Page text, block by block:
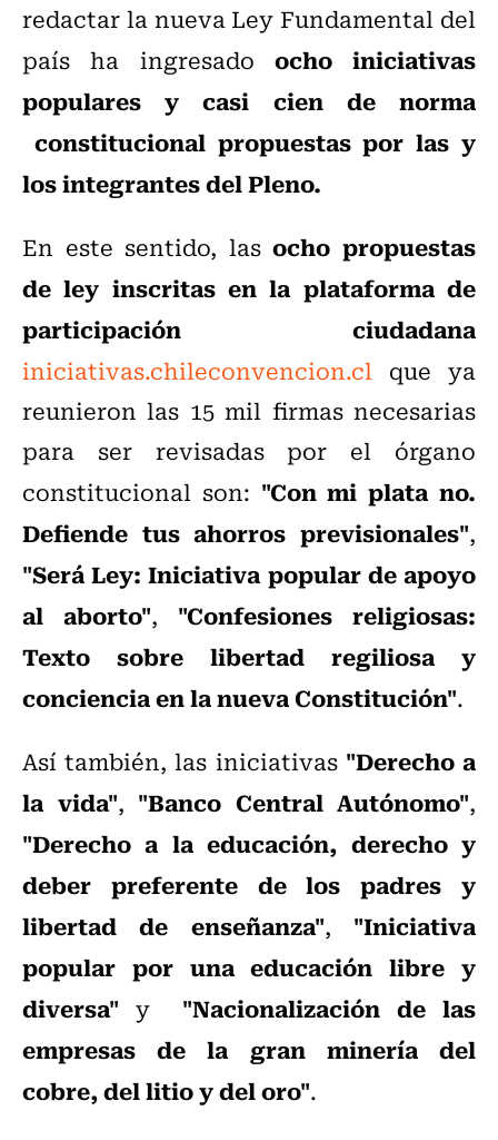
redactar la nueva Ley Fundamental del
país ha ingresado ocho iniciativas
populares y casi cien de norma
constitucional propuestas por las y
los integrantes del Pleno.
En este sentido, lasocho propuestas
de ley inscritas en la plataforma de
participación ciudadana
iniciativas.chileconvencion.cl que ya
reunieron las 15 mil firmas necesarias
para ser revisadas por el órgano
constitucional son: "Con mi plata no.
Defiende tus ahorros previsionales",
"Será Ley: Iniciativa popular de apoyo
al aborto", "Confesiones religiosas:
Texto sobre libertad regiliosa y
conciencia en la nueva Constitución".
Así también, las iniciativas "Derecho a
la vida", "Banco Central Autónomo",
"Derecho a la educación, derecho y
deber preferente de los padres y
libertad de enseñanza", "Iniciativa
popular por una educación libre y
diversa" y "Nacionalización de las
empresas de la gran minería del
cobre, del litio y del oro".